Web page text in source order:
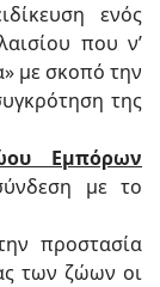
ενός
που ν’
με σκοπό την
της
Εμπόρων
με το
προστασία
των ζώων οι